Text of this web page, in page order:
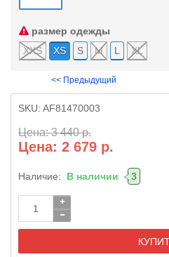
размер одежды
XXS
XS S M L XL
<< Предыдущий
SKU: AF81470003
Цена: 3 440 р.
Цена: 2 679 р.
Наличие: В наличии 3